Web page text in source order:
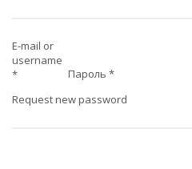
E-mail or
username
*
Пароль *
Request new password